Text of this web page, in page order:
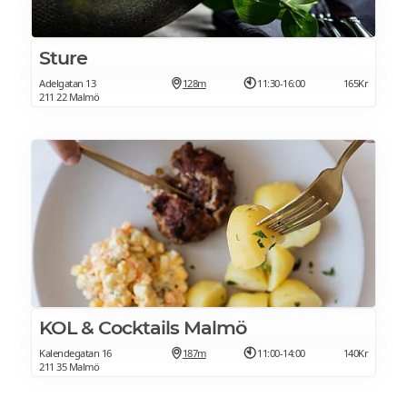
Sture
Adelgatan 13
211 22 Malmö
128m 11:30-16:00 165Kr
KOL & Cocktails Malmö
Kalendegatan 16
211 35 Malmö
187m 11:00-14:00 140Kr